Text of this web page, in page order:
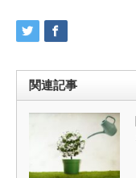
関連記事